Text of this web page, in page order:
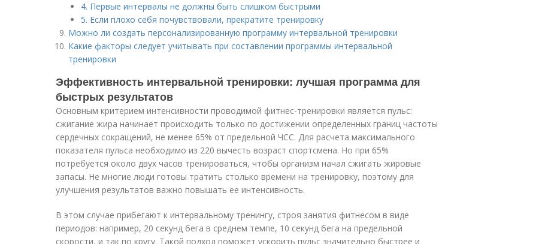
4. Первые интервалы не должны быть слишком быстрыми
5. Если плохо себя почувствовали, прекратите тренировку
Можно ли создать персонализированную программу интервальной тренировки
Какие факторы следует учитывать при составлении программы интервальной
тренировки
Эффективность интервальной тренировки: лучшая программа для
быстрых результатов
Основным критерием интенсивности проводимой фитнес-тренировки является пульс:
сжигание жира начинает происходить только по достижении определенных границ частоты
сердечных сокращений, не менее 65% от предельной ЧСС. Для расчета максимального
показателя пульса необходимо из 220 вычесть возраст спортсмена. Но при 65%
потребуется около двух часов тренироваться, чтобы организм начал сжигать жировые
запасы. Не многие люди готовы тратить столько времени на тренировку, поэтому для
улучшения результатов важно повышать ее интенсивность.
В этом случае прибегают к интервальному тренингу, строя занятия фитнесом в виде
периодов: например, 20 секунд бега в среднем темпе, 10 секунд бега на предельной
скорости, и так по кругу. Такой подход поможет ускорить пульс значительно быстрее и